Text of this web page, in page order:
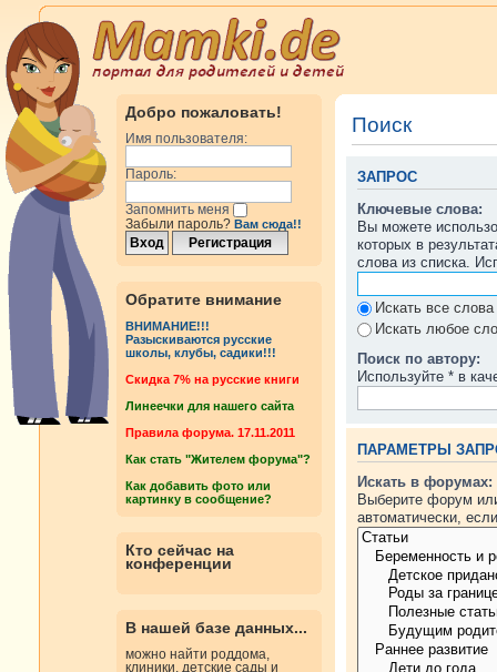
Добро пожаловать!
Имя пользователя:
Пароль:
Запомнить меня
Забыли пароль? Вам сюда!!
Обратите внимание
ВНИМАНИЕ!!!
Разыскиваются русские
школы, клубы, садики!!!
Cкидка 7% на русские книги
Линеечки для нашего сайта
Правила форума. 17.11.2011
Как стать "Жителем форума"?
Как добавить фото или
картинку в сообщение?
Кто сейчас на
конференции
В нашей базе данных...
можно найти роддома,
клиники, детские сады и
Поиск
ЗАПРОС
Ключевые слова:
Вы можете
которых в
слова из списка.
Искать все слова
Искать любое
Поиск по автору:
Используйте * в
ПАРАМЕТРЫ
Искать в форумах:
Выберите форум
автоматически,